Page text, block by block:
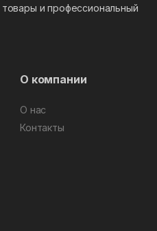
и профессиональный
О компании
О нас
Контакты